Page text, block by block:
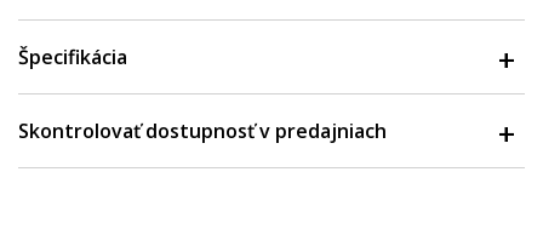
Špecifikácia
Skontrolovať dostupnosť v predajniach